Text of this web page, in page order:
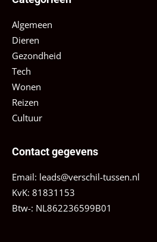
Algemeen
Dieren
Gezondheid
Tech
Wonen
Reizen
Cultuur
Contact gegevens
Email: leads@verschil-tussen.nl
KvK: 81831153
Btw-: NL862236599B01